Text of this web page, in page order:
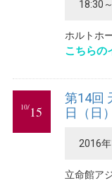
18:30
ホルトホ
こちらの
10/15
第14回
日（日
2016
立命館ア